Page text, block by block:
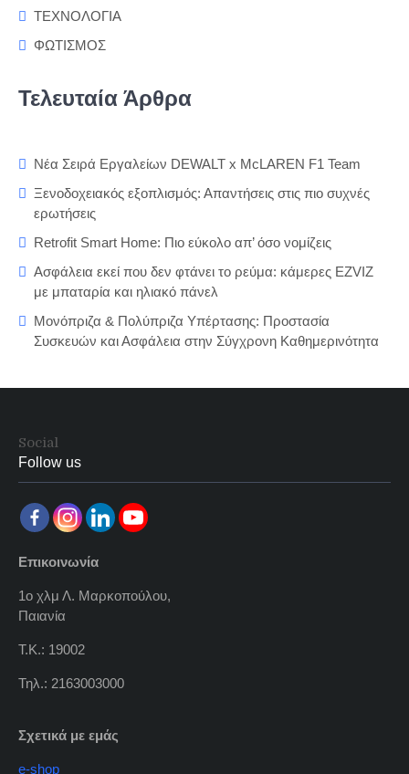
ΤΕΧΝΟΛΟΓΙΑ
ΦΩΤΙΣΜΟΣ
Τελευταία Άρθρα
Νέα Σειρά Εργαλείων DEWALT x McLAREN F1 Team
Ξενοδοχειακός εξοπλισμός: Απαντήσεις στις πιο συχνές
ερωτήσεις
Retrofit Smart Home: Πιο εύκολο απ’ όσο νομίζεις
Ασφάλεια εκεί που δεν φτάνει το ρεύμα: κάμερες EZVIZ
με μπαταρία και ηλιακό πάνελ
Μονόπριζα & Πολύπριζα Υπέρτασης: Προστασία
Συσκευών και Ασφάλεια στην Σύγχρονη Καθημερινότητα
Social
Follow us
Επικοινωνία
1ο χλμ Λ. Μαρκοπούλου,
Παιανία
Τ.Κ.: 19002
Τηλ.: 2163003000
Σχετικά με εμάς
e-shop